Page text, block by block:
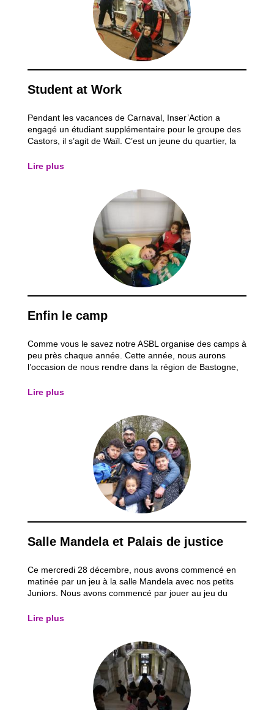
Student at Work
Pendant les vacances de Carnaval, Inser’Action a
engagé un étudiant supplémentaire pour le groupe des
Castors, il s’agit de Waïl. C’est un jeune du quartier, la
connaissaient donc déjà. En effet, notre ASBL donne
Lire plus
Enfin le camp
Comme vous le savez notre ASBL organise des camps à
peu près chaque année. Cette année, nous aurons
l’occasion de nous rendre dans la région de Bastogne,
se situe dans la province du Luxembourg. Nous irons la
Lire plus
Salle Mandela et Palais de justice
Ce mercredi 28 décembre, nous avons commencé en
matinée par un jeu à la salle Mandela avec nos petits
Juniors. Nous avons commencé par jouer au jeu du
Juniors pour jouer le rôle du chasseur. Le but était de
Lire plus